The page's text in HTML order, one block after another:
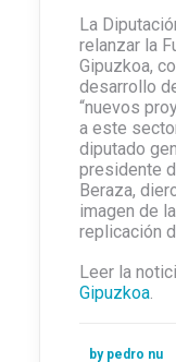
La
relanzar la
Gipuzkoa,
desarrollo
“nuevos
a este
diputado
presidente
Beraza,
imagen de
replicación
Leer la
Gipuzkoa.
by pedro nu